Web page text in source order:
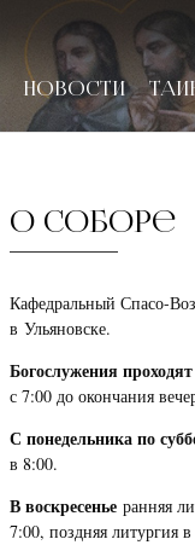
НОВОСТИ
О соборе
Кафедральный Спасо-
в Ульяновске.
Богослужения
с 7:00 до окончания
С понедельника по
в 8:00.
В воскресеньеранняя
7:00, поздняя литургия